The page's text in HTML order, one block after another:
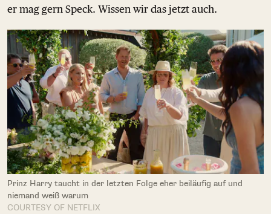
er mag gern Speck. Wissen wir das jetzt auch.
Prinz Harry taucht in der letzten Folge eher beiläufig auf und
niemand weiß warum
COURTESY OF NETFLIX